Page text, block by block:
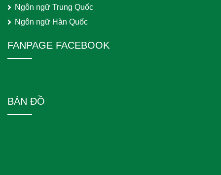
Ngôn ngữ Trung Quốc
Ngôn ngữ Hàn Quốc
FANPAGE FACEBOOK
BẢN ĐỒ